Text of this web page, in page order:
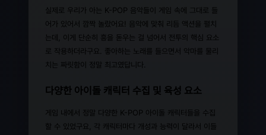
실제로 우리가 아는 K-POP 음악들이 게임 속에 그대로 들
어가 있어서 깜짝 놀랐어요! 음악에 맞춰 리듬 액션을 펼치
는데, 이게 단순히 흥을 돋우는 걸 넘어서 전투의 핵심 요소
로 작용하더라구요. 좋아하는 노래를 들으면서 악마를 물리
치는 짜릿함이 정말 최고였답니다.
다양한 아이돌 캐릭터 수집 및 육성 요소
게임 내에서 정말 다양한 K-POP 아이돌 캐릭터들을 수집
할 수 있었구요, 각 캐릭터마다 개성과 능력이 달라서 이들